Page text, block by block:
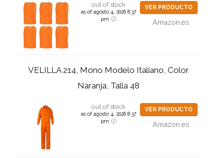
out of stock
as of agosto 4, 2026 8:37
pm
VER PRODUCTO
Amazon.es
VELILLA 214, Mono Modelo Italiano, Color
Naranja, Talla 48
out of stock
as of agosto 4, 2026 8:37
pm
VER PRODUCTO
Amazon.es